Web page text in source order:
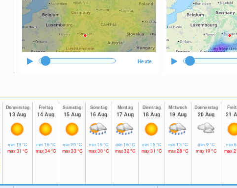
Heute
Donnerstag
13 Aug
min 13°C
max 31°C
Freitag
14 Aug
min 16°C
max34°C
Samstag
15 Aug
min20°C
max33°C
Sonntag
16 Aug
min 15°C
max30°C
Montag
17 Aug
min 16°C
max32°C
Dienstag
18 Aug
min 15°C
max31 °C
Mittwoch
19 Aug
min 13°C
max28°C
Donnerstag
20 Aug
min 9°C
max 19°C
21
min
max